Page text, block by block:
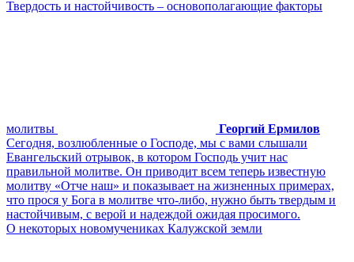
Твердость и настойчивость – основополагающие факторы
молитвы
Георгий Ермилов
Сегодня, возлюбленные о Господе, мы с вами слышали
Евангельский отрывок, в котором Господь учит нас
правильной молитве. Он приводит всем теперь известную
молитву «Отче наш» и показывает на жизненных примерах,
что прося у Бога в молитве что-либо, нужно быть твердым и
настойчивым, с верой и надеждой ожидая просимого.
О некоторых новомучениках Калужской земли